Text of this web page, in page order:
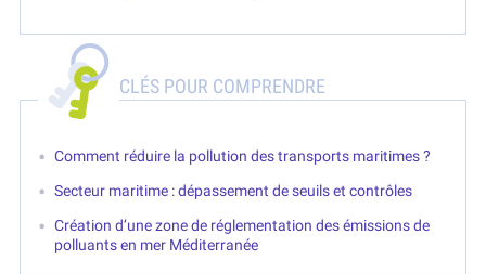
CLÉS POUR COMPRENDRE
Comment réduire la pollution des transports maritimes ?
Secteur maritime : dépassement de seuils et contrôles
Création d’une zone de réglementation des émissions de
polluants en mer Méditerranée